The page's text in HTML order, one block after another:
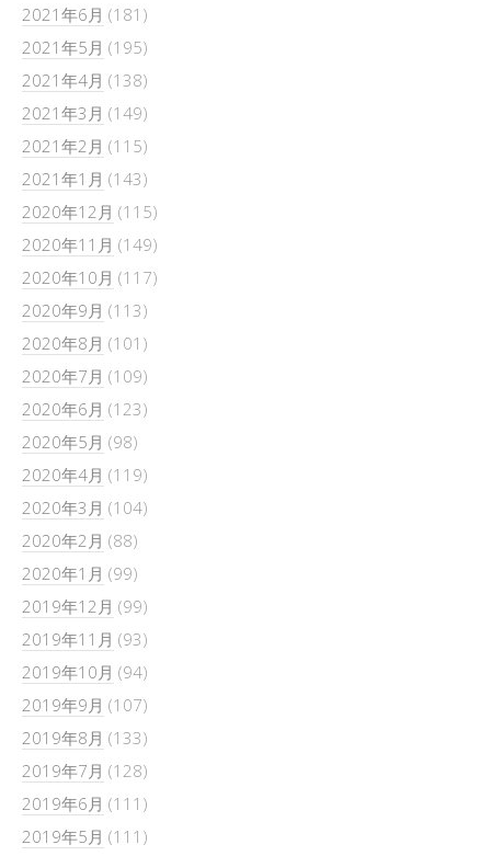
2021年6月 (181)
2021年5月 (195)
2021年4月 (138)
2021年3月 (149)
2021年2月 (115)
2021年1月 (143)
2020年12月 (115)
2020年11月 (149)
2020年10月 (117)
2020年9月 (113)
2020年8月 (101)
2020年7月 (109)
2020年6月 (123)
2020年5月 (98)
2020年4月 (119)
2020年3月 (104)
2020年2月 (88)
2020年1月 (99)
2019年12月 (99)
2019年11月 (93)
2019年10月 (94)
2019年9月 (107)
2019年8月 (133)
2019年7月 (128)
2019年6月 (111)
2019年5月 (111)